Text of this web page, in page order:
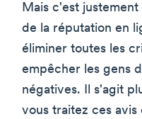
Mais c'est
de la réputation en
éliminer toutes les
empêcher les gens
négatives. Il s'agit
vous traitez ces